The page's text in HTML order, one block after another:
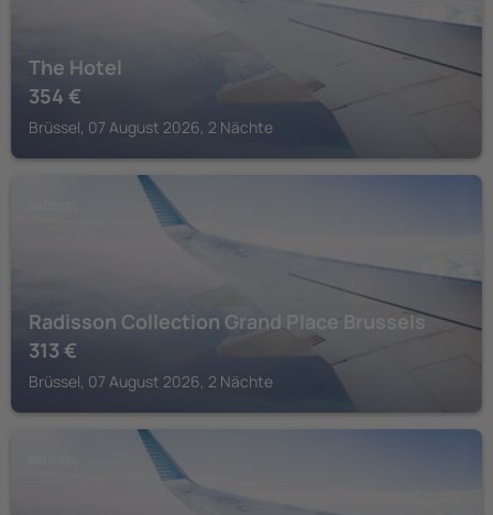
The Hotel
354 €
Brüssel, 07 August 2026, 2 Nächte
Radisson Collection Grand Place Brussels
313 €
Brüssel, 07 August 2026, 2 Nächte